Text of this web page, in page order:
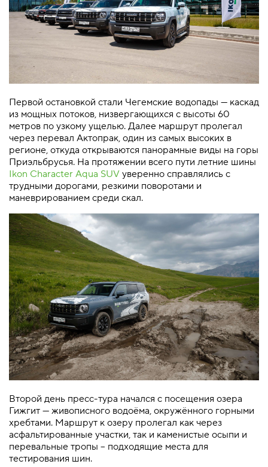
Первой остановкой стали Чегемские водопады — каскад
из мощных потоков, низвергающихся с высоты 60
метров по узкому ущелью. Далее маршрут пролегал
через перевал Актопрак, один из самых высоких в
регионе, откуда открываются панорамные виды на горы
Приэльбрусья. На протяжении всего пути летние шины
Ikon Character Aqua SUV уверенно справлялись с
трудными дорогами, резкими поворотами и
маневрированием среди скал.
Второй день пресс-тура начался с посещения озера
Гижгит — живописного водоёма, окружённого горными
хребтами. Маршрут к озеру пролегал как через
асфальтированные участки, так и каменистые осыпи и
перевальные тропы – подходящие места для
тестирования шин.